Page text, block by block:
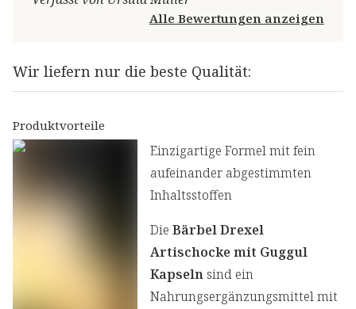
Alle Bewertungen anzeigen
Wir liefern nur die beste Qualität:
Produktvorteile
Einzigartige Formel mit fein
aufeinander abgestimmten
Inhaltsstoffen
⁠Die Bärbel Drexel
Artischocke mit Guggul
Kapselnsind ein
Nahrungsergänzungsmittel mit